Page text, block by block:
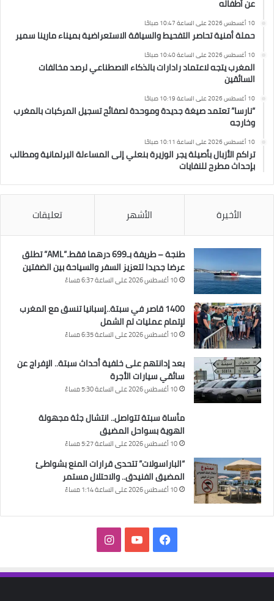
عن أطفاله
10 أغسطس 2026 على الساعة 10:47 صباحًا
حملة أمنية تحاصر التفحيط والسياقة الاستعراضية بميناء مارينا سمير
10 أغسطس 2026 على الساعة 10:40 صباحًا
المغرب يتجه لاعتماد رادارات بالذكاء الاصطناعي لرصد مخالفات
السائقين
10 أغسطس 2026 على الساعة 10:19 صباحًا
“نارسا” تعتمد صيغة جديدة وموحدة لصفائح تسجيل المركبات بالمغرب
وخارجه
10 أغسطس 2026 على الساعة 10:11 صباحًا
تراكم الأزبال بأصيلة يجر الوزيرة بنعلي إلى المساءلة البرلمانية ومطالب
بإحداث مطرح للنفايات
الأخيرة الأشهر تعليقات
طنجة – طريفة بـ699 درهما فقط..”AML” تطلق
عرضا جديدا لتعزيز السفر والسياحة بين الضفتين
10 أغسطس 2026 على الساعة 6:37 مساءً
1400 قاصر في سبتة..إسبانيا تنسق مع المغرب
لإتمام عمليات لم الشمل
10 أغسطس 2026 على الساعة 6:35 مساءً
بعد إدانتهم على خلفية أحداث سبتة.. الإفراج عن
سائقي سيارات الأجرة
10 أغسطس 2026 على الساعة 5:30 مساءً
مأساة سبتة تتواصل.. انتشال جثة مجهولة
الهوية بسواحل المضيق
10 أغسطس 2026 على الساعة 5:27 مساءً
“الباراسولات” تتحدى قرارات المنع بشواطئ
المضيق الفنيدق.. والاحتلال مستمر
10 أغسطس 2026 على الساعة 1:14 مساءً
فيسبوك‫YouTubeانستقرام